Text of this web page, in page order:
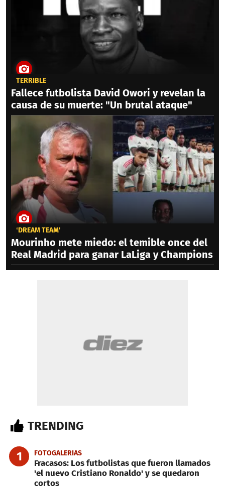
TERRIBLE
Fallece futbolista David Owori y revelan la
causa de su muerte: "Un brutal ataque"
‘DREAM TEAM'
Mourinho mete miedo: el temible once del
Real Madrid para ganar LaLiga y Champions
TRENDING
1 FOTOGALERIAS
Fracasos: Los futbolistas que fueron llamados
'el nuevo Cristiano Ronaldo' y se quedaron
cortos